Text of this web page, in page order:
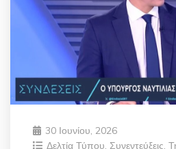
30 Ιουνίου, 2026
Δελτία Τύπου Συνεντεύξεις